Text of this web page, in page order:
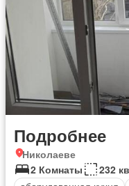
Подробнее
Николаеве
2 Комнаты
232